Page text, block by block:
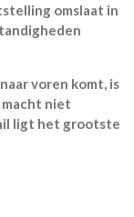
omslaat in
voren komt, is
niet
ligt het grootste